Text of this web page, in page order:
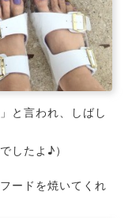
と言われ、しばし
したよ♪）
ードを焼いてくれ